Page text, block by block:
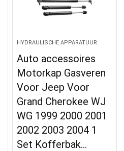
HYDRAULISCHE APPARATUUR
Auto accessoires
Motorkap Gasveren
Voor Jeep Voor
Grand Cherokee WJ
WG 1999 2000 2001
2002 2003 2004 1
Set Kofferbak…